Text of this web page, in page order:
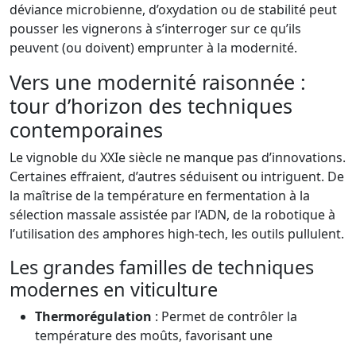
déviance microbienne, d’oxydation ou de stabilité peut
pousser les vignerons à s’interroger sur ce qu’ils
peuvent (ou doivent) emprunter à la modernité.
Vers une modernité raisonnée :
tour d’horizon des techniques
contemporaines
Le vignoble du XXIe siècle ne manque pas d’innovations.
Certaines effraient, d’autres séduisent ou intriguent. De
la maîtrise de la température en fermentation à la
sélection massale assistée par l’ADN, de la robotique à
l’utilisation des amphores high-tech, les outils pullulent.
Les grandes familles de techniques
modernes en viticulture
Thermorégulation : Permet de contrôler la
température des moûts, favorisant une